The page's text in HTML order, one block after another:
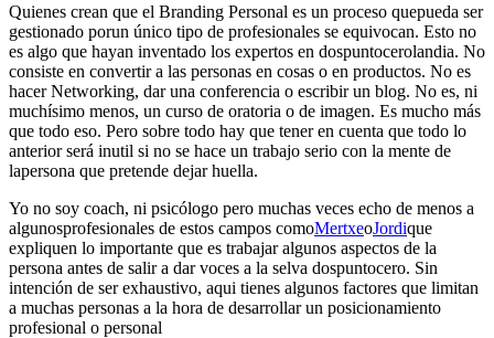
Quienes crean que el Branding Personal es un proceso quepueda ser
gestionado porun único tipo de profesionales se equivocan. Esto no
es algo que hayan inventado los expertos en dospuntocerolandia. No
consiste en convertir a las personas en cosas o en productos. No es
hacer Networking, dar una conferencia o escribir un blog. No es, ni
muchísimo menos, un curso de oratoria o de imagen. Es mucho más
que todo eso. Pero sobre todo hay que tener en cuenta que todo lo
anterior será inutil si no se hace un trabajo serio con la mente de
lapersona que pretende dejar huella.
Yo no soy coach, ni psicólogo pero muchas veces echo de menos a
algunosprofesionales de estos campos comoMertxeoJordique
expliquen lo importante que es trabajar algunos aspectos de la
persona antes de salir a dar voces a la selva dospuntocero. Sin
intención de ser exhaustivo, aqui tienes algunos factores que limitan
a muchas personas a la hora de desarrollar un posicionamiento
profesional o personal